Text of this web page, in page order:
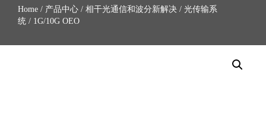
Home / 产品中心 / 相干光通信和波分新解决 / 光传输系
统 / 1G/10G OEO